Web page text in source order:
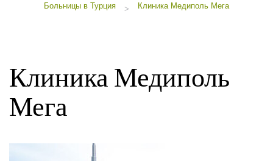
Больницы в Турция
> Клиника Медиполь Мега
Клиника Медиполь
Мега